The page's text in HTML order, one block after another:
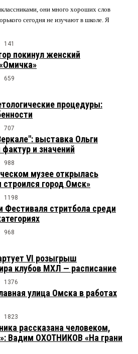
они много хороших слов
сегодня не изучают в школе. Я
141
покинул женский
659
процедуры:
707
выставка Ольги
и значений
988
музее открылась
строился город Омск»
1198
Фестиваля стритбола среди
968
VI розыгрыш
клубов МХЛ — расписание
1376
улица Омска в работах
1823
рассказана человеком,
Вадим ОХОТНИКОВ «На грани